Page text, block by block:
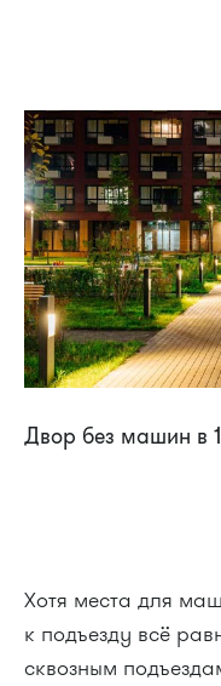
Двор без машин в
Хотя места для
к подъезду всё
сквозным